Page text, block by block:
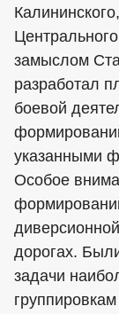
замыслом
разработал
боевой
указанными
Особое
дорогах.
задачи